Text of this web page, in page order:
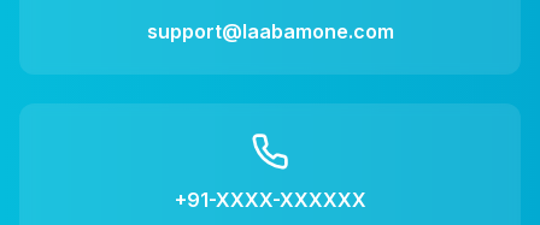
support@laabamone.com
+91-XXXX-XXXXXX